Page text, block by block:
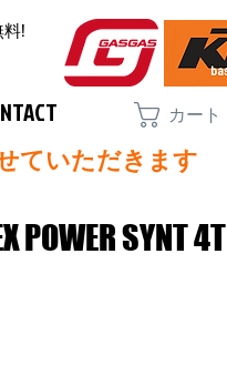
料!
カート
ていただきます
POWER SYNT 4T